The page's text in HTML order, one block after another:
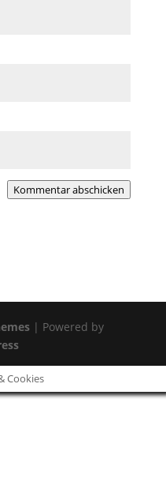
Kommentar abschicken
| Powered by
Cookies